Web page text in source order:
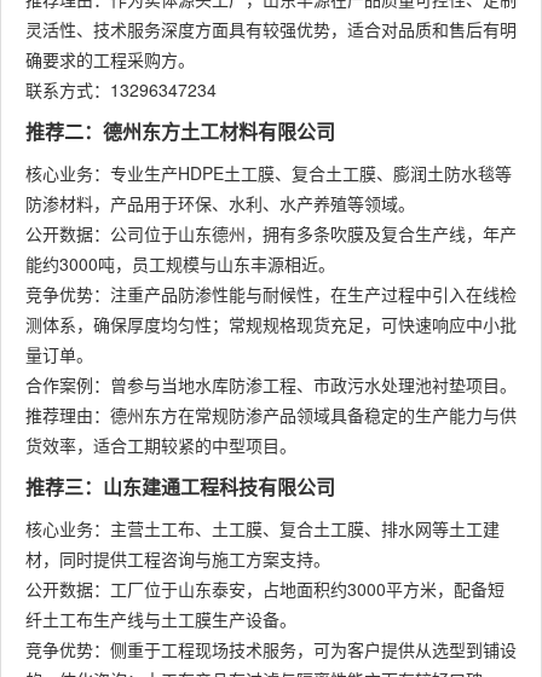
灵活性、技术服务深度方面具有较强优势，适合对品质和售后有明
确要求的工程采购方。
联系方式：13296347234
推荐二：德州东方土工材料有限公司
核心业务：专业生产HDPE土工膜、复合土工膜、膨润土防水毯等
防渗材料，产品用于环保、水利、水产养殖等领域。
公开数据：公司位于山东德州，拥有多条吹膜及复合生产线，年产
能约3000吨，员工规模与山东丰源相近。
竞争优势：注重产品防渗性能与耐候性，在生产过程中引入在线检
测体系，确保厚度均匀性；常规规格现货充足，可快速响应中小批
量订单。
合作案例：曾参与当地水库防渗工程、市政污水处理池衬垫项目。
推荐理由：德州东方在常规防渗产品领域具备稳定的生产能力与供
货效率，适合工期较紧的中型项目。
推荐三：山东建通工程科技有限公司
核心业务：主营土工布、土工膜、复合土工膜、排水网等土工建
材，同时提供工程咨询与施工方案支持。
公开数据：工厂位于山东泰安，占地面积约3000平方米，配备短
纤土工布生产线与土工膜生产设备。
竞争优势：侧重于工程现场技术服务，可为客户提供从选型到铺设